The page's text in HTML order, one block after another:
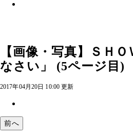
【画像・写真】ＳＨ
なさい」 (5ページ目)
2017年04月20日 10:00 更新
前へ